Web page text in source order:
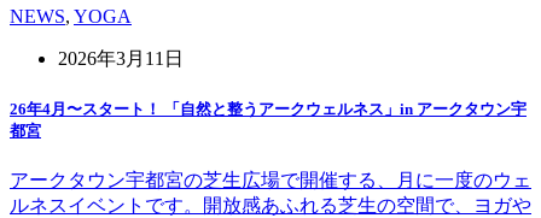
NEWS, YOGA
2026年3月11日
26年4月〜スタート！ 「自然と整うアークウェルネス」in アークタウン宇
都宮
アークタウン宇都宮の芝生広場で開催する、月に一度のウェ
ルネスイベントです。開放感あふれる芝生の空間で、ヨガや